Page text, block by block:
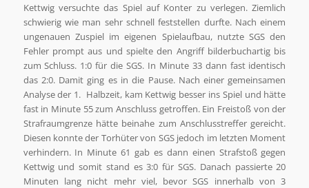
Kettwig versuchte das Spiel auf Konter zu verlegen. Ziemlich
schwierig wie man sehr schnell feststellen durfte. Nach einem
ungenauen Zuspiel im eigenen Spielaufbau, nutzte SGS den
Fehler prompt aus und spielte den Angriff bilderbuchartig bis
zum Schluss. 1:0 für die SGS. In Minute 33 dann fast identisch
das 2:0. Damit ging es in die Pause. Nach einer gemeinsamen
Analyse der 1. Halbzeit, kam Kettwig besser ins Spiel und hätte
fast in Minute 55 zum Anschluss getroffen. Ein Freistoß von der
Strafraumgrenze hätte beinahe zum Anschlusstreffer gereicht.
Diesen konnte der Torhüter von SGS jedoch im letzten Moment
verhindern. In Minute 61 gab es dann einen Strafstoß gegen
Kettwig und somit stand es 3:0 für SGS. Danach passierte 20
Minuten lang nicht mehr viel, bevor SGS innerhalb von 3